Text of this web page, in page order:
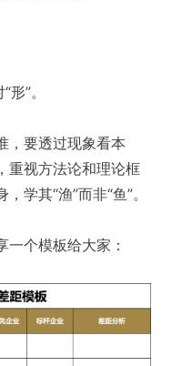
”。
，要透过现象看本
重视方法论和理论框
学其“渔”而非“鱼”。
个模板给大家：